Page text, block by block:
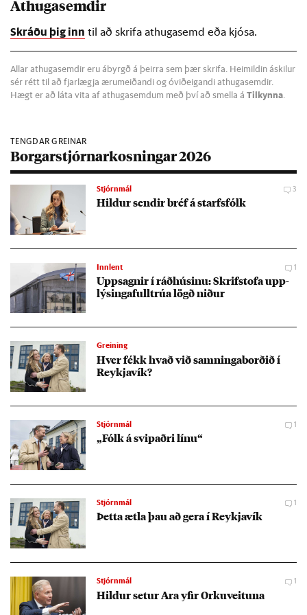
Athugasemdir
Skráðu þig inn til að skrifa athugasemd eða kjósa.
Allar athugasemdir eru ábyrgð á þeirra sem þær skrifa. Heimildin áskilur
sér rétt til að fjarlægja ærumeiðandi og óviðeigandi athugasemdir.
Hægt er að láta vita af athugasemdum með því að smella á Tilkynna
TENGDAR GREINAR
Borgarstjórnarkosningar 2026
Stjórnmál 3
Hild­ur send­ir bréf á starfs­fólk
Innlent 1
Upp­sagn­ir í ráð­hús­inu: Skrif­stofa upp­
lýs­inga­full­trúa lögð nið­ur
Greining
Hver fékk hvað við samn­inga­borð­ið í
Reykja­vík?
Stjórnmál 1
„Fólk á svip­aðri línu“
Stjórnmál 1
Þetta ætla þau að gera í Reykja­vík
Stjórnmál 1
Hild­ur set­ur Ara yf­ir Orku­veit­una